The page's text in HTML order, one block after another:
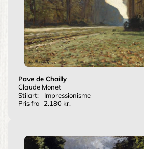
Pave de Chailly
Claude Monet
Stilart:
Impressionisme
Pris fra
2.180 kr.